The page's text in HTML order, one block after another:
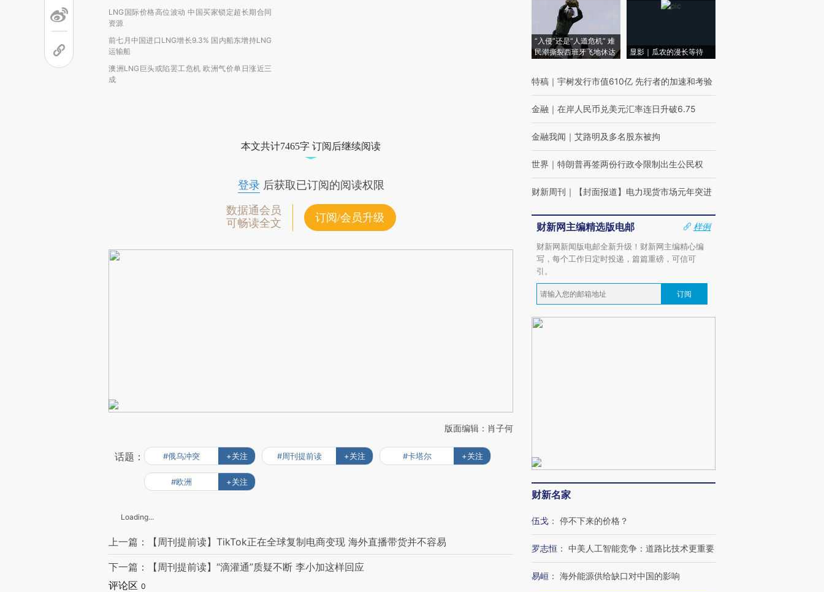
LNG国际价格高位波动 中国买家锁定超长期合同
资源
前七月中国进口LNG增长9.3% 国内船东增持LNG
运输船
澳洲LNG巨头或陷罢工危机 欧洲气价单日涨近三
成
本文共计7465字 订阅后继续阅读
登录后获取已订阅的阅读权限
数据通会员
可畅读全文
订阅/会员升级
版面编辑：肖子何
话题： #俄乌冲突 +关注 #周刊提前读 +关注 #卡塔尔 +关注
#欧洲 +关注
Loading...
上一篇：【周刊提前读】TikTok正在全球复制电商变现 海外直播带货并不容易
下一篇：【周刊提前读】“滴灌通”质疑不断 李小加这样回应
评论区 0
“入侵”还是“人道危机” 难
民潮撕裂西班牙飞地休达
显影｜瓜农的漫长等待
特稿 ｜ 宇树发行市值610亿 先行者的加速和考验
金融 ｜ 在岸人民币兑美元汇率连日升破6.75
金融我闻 ｜ 艾路明及多名股东被拘
世界 ｜ 特朗普再签两份行政令限制出生公民权
财新周刊 ｜ 【封面报道】电力现货市场元年突进
财新网主编精选版电邮
样例
财新网新闻版电邮全新升级！财新网主编精心编
写，每个工作日定时投递，篇篇重磅，可信可
引。
订阅
财新名家
伍戈 ： 停不下来的价格？
罗志恒 ： 中美人工智能竞争：道路比技术更重要
易峘 ： 海外能源供给缺口对中国的影响